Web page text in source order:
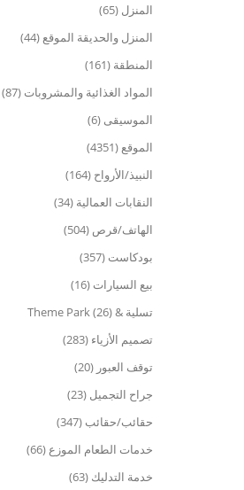
المنزل (65)
المنزل والحديقة الموقع (44)
المنطقة (161)
المواد الغذائية والمشروبات (87)
الموسيقى (6)
الموقع (4351)
النبيذ/الأرواح (164)
النقابات العمالية (34)
الهاتف/قرص (504)
بودكاست (357)
بيع السيارات (16)
تسلية & Theme Park (26)
تصميم الأزياء (283)
توقف العبور (20)
جراح التجميل (23)
حقائب/حقائب (347)
خدمات الطعام الموزع (66)
خدمة التدليك (63)